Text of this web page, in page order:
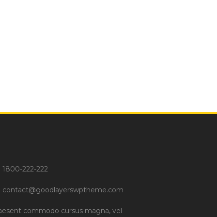
1800-222-222
contact@goodlayerswptheme.com
commodo cursus magna, vel